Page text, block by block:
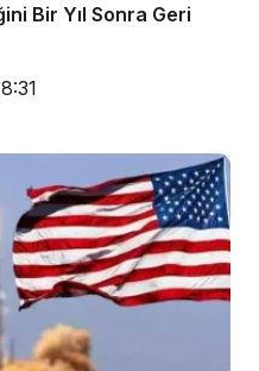
Bir Yıl Sonra Geri